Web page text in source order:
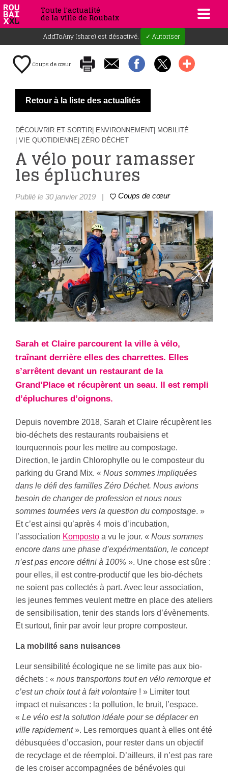
Toute l'actualité
de la ville de Roubaix
AddToAny (share) est désactivé. ✓ Autoriser
Coups de cœur
Retour à la liste des actualités
DÉCOUVRIR ET SORTIR | ENVIRONNEMENT | MOBILITÉ
| VIE QUOTIDIENNE | ZÉRO DÉCHET
A vélo pour ramasser
les épluchures
Publié le 30 janvier 2019 | Coups de cœur
Sarah et Claire parcourent la ville à vélo,
traînant derrière elles des charrettes. Elles
s’arrêtent devant un restaurant de la
Grand’Place et récupèrent un seau. Il est rempli
d’épluchures d’oignons.
Depuis novembre 2018, Sarah et Claire récupèrent les
bio-déchets des restaurants roubaisiens et
tourquennois pour les mettre au compostage.
Direction, le jardin Chlorophylle ou le composteur du
parking du Grand Mix. « Nous sommes impliquées
dans le défi des familles Zéro Déchet. Nous avions
besoin de changer de profession et nous nous
sommes tournées vers la question du compostage. »
Et c’est ainsi qu’après 4 mois d’incubation,
l’association Komposto a vu le jour. « Nous sommes
encore dans une phase d’expérimentation, le concept
n’est pas encore défini à 100% ». Une chose est sûre :
pour elles, il est contre-productif que les bio-déchets
ne soient pas collectés à part. Avec leur association,
les jeunes femmes veulent mettre en place des ateliers
de sensibilisation, tenir des stands lors d’évènements.
Et surtout, finir par avoir leur propre composteur.
La mobilité sans nuisances
Leur sensibilité écologique ne se limite pas aux bio-
déchets : « nous transportons tout en vélo remorque et
c’est un choix tout à fait volontaire ! » Limiter tout
impact et nuisances : la pollution, le bruit, l’espace.
« Le vélo est la solution idéale pour se déplacer en
ville rapidement». Les remorques quant à elles ont été
débusquées d’occasion, pour rester dans un objectif
de recyclage et de réemploi. D’ailleurs, il n’est pas rare
de les croiser accompagnées de bénévoles qui